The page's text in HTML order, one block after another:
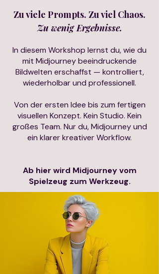
Zu viele Prompts. Zu viel Chaos.
Zu wenig Ergebnisse.
In diesem Workshop lernst du, wie du
mit Midjourney beeindruckende
Bildwelten erschaffst — kontrolliert,
wiederholbar und professionell.
Von der ersten Idee bis zum fertigen
visuellen Konzept. Kein Studio. Kein
großes Team. Nur du, Midjourney und
ein klarer kreativer Workflow.
Ab hier wird Midjourney vom
Spielzeug zum Werkzeug.